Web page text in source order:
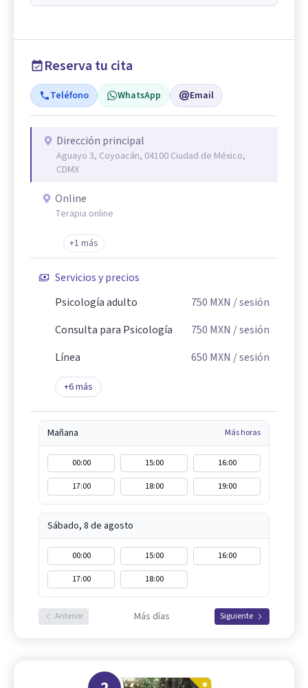
Reserva tu cita
Teléfono WhatsApp Email
Dirección principal
Aguayo 3, Coyoacán, 04100 Ciudad de México,
CDMX
Online
Terapia online
+1 más
Servicios y precios
Psicología adulto
750 MXN / sesión
Consulta para Psicología
750 MXN / sesión
Línea
650 MXN / sesión
+6más
Mañana Más horas
00:00 15:00
16:00
17:00
18:00 19:00
Sábado, 8 de agosto
00:00 15:00
16:00
17:00
18:00
Anterior Más días Siguiente